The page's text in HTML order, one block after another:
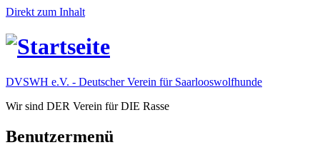
Direkt zum Inhalt
DVSWH e.V. - Deutscher Verein für Saarlooswolfhunde
Wir sind DER Verein für DIE Rasse
Benutzermenü